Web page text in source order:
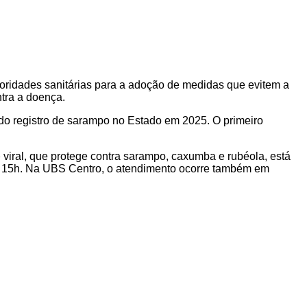
sanitárias para a adoção de medidas que evitem a
a doença.
registro de sarampo no Estado em 2025. O primeiro
que protege contra sarampo, caxumba e rubéola, está
Na UBS Centro, o atendimento ocorre também em